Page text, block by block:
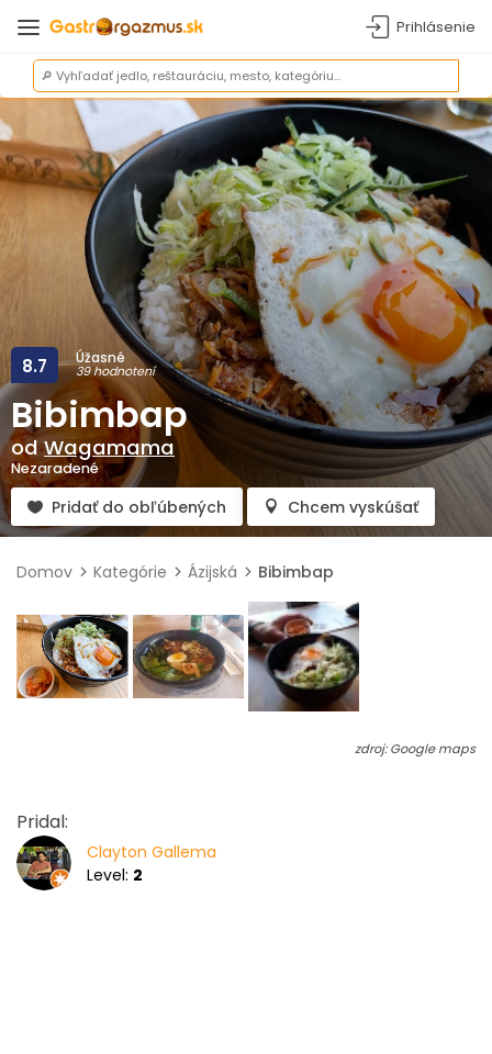
Prihlásenie
Úžasné
39 hodnotení
8.7
Bibimbap
odWagamama
Nezaradené
Pridať do obľúbených Chcem vyskúšať
Domov Kategórie Ázijská Bibimbap
zdroj: Google maps
Pridal:
Clayton Gallema
Level: 2